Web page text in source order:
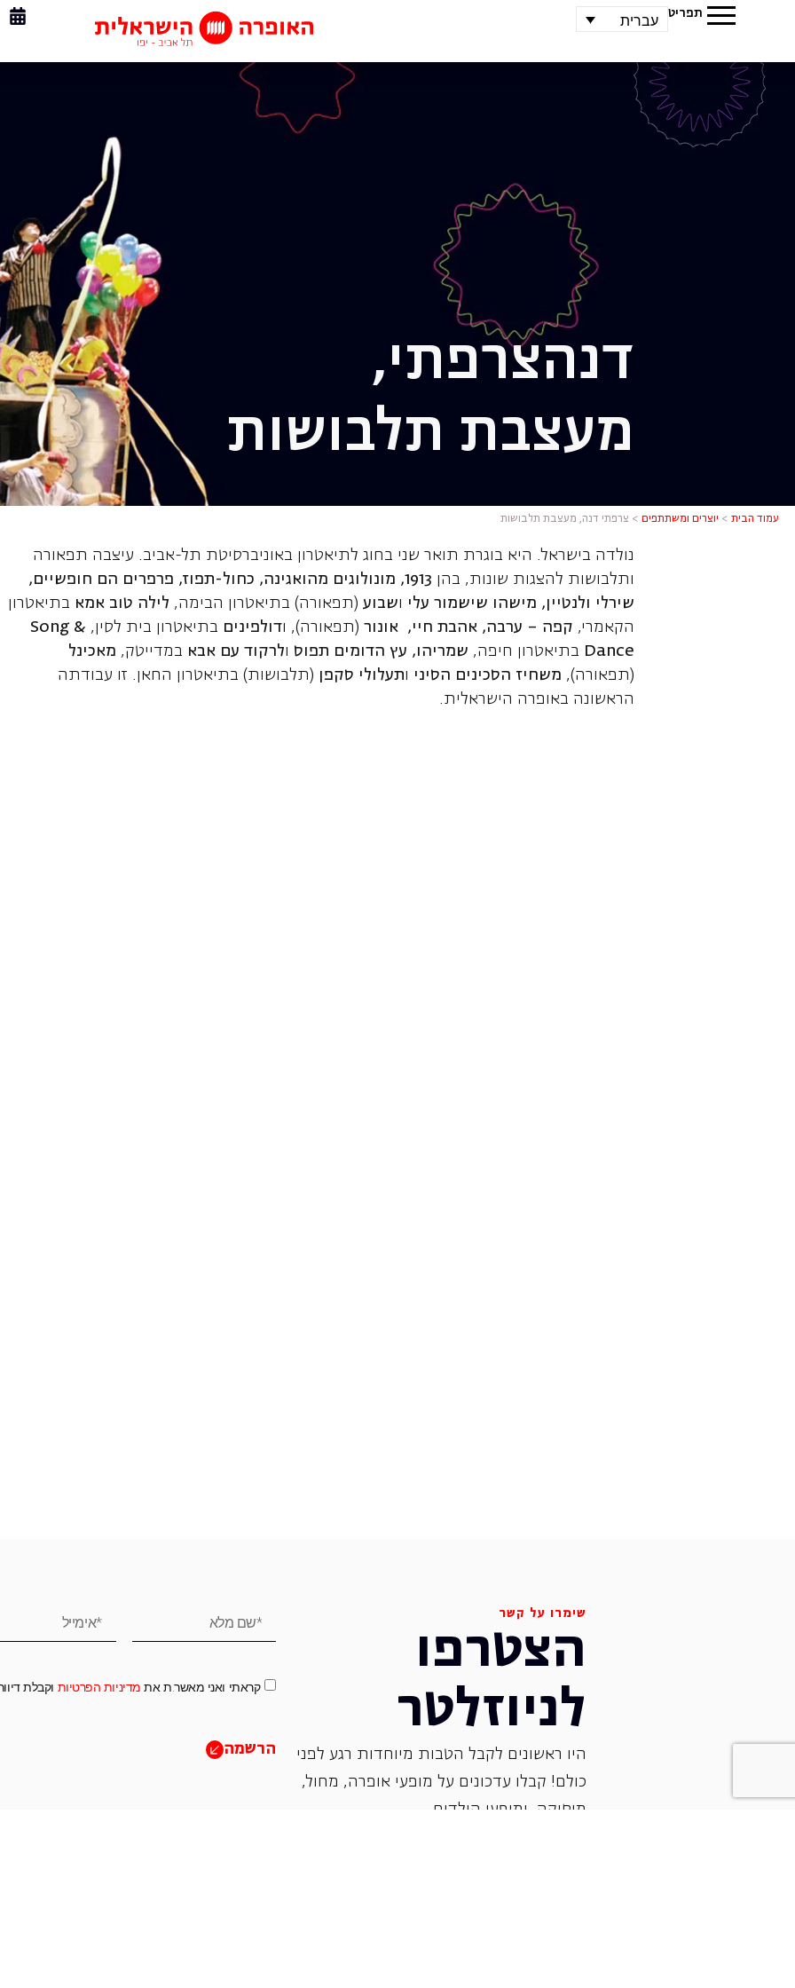
תפריט עברית
צרפתי דנה, מעצבת
דנהצרפתי,
מעצבת תלבושות
עמוד הבית > יוצרים ומשתתפים > צרפתי דנה, מעצבת תלבושות
נולדה בישראל. היא בוגרת תואר שני בחוג לתיאטרון באוניברסיטת תל-אביב. עיצבה תפאורה
ותלבושות להצגות שונות, בהן
1913, מונולוגים מהואגינה, כחול-תפוז, פרפרים הם חופשיים,
שירלי ולנטיין, מישהו שישמור עלי ושבוע (תפאורה) בתיאטרון הבימה, לילה טוב אמא בתיאטרון
הקאמרי, קפה – ערבה, אהבת חיי, אונור (תפאורה), ודולפינים בתיאטרון בית לסין, Song &
Dance בתיאטרון חיפה, שמריהו, עץ הדומים תפוס ולרקוד עם אבא במדייטק, מאכינל
(תפאורה), משחיז הסכינים הסיני ותעלולי סקפן (תלבושות) בתיאטרון החאן. זו עבודתה
הראשונה באופרה הישראלית.
שימרו על קשר
הצטרפו
לניוזלטר
היו ראשונים לקבל הטבות מיוחדות רגע לפני
כולם! קבלו עדכונים על מופעי אופרה, ‏מחול,
‏מוסיקה, ומופעי הילדים.
קראתי ואני מאשר.ת את מדיניות הפרטיות וקבלת
הרשמה